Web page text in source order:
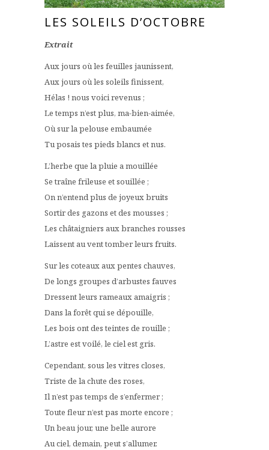
LES SOLEILS D’OCTOBRE
Extrait
Aux jours où les feuilles jaunissent,
Aux jours où les soleils finissent,
Hélas ! nous voici revenus ;
Le temps n’est plus, ma-bien-aimée,
Où sur la pelouse embaumée
Tu posais tes pieds blancs et nus.
L’herbe que la pluie a mouillée
Se traîne frileuse et souillée ;
On n’entend plus de joyeux bruits
Sortir des gazons et des mousses ;
Les châtaigniers aux branches rousses
Laissent au vent tomber leurs fruits.
Sur les coteaux aux pentes chauves,
De longs groupes d’arbustes fauves
Dressent leurs rameaux amaigris ;
Dans la forêt qui se dépouille,
Les bois ont des teintes de rouille ;
L’astre est voilé, le ciel est gris.
Cependant, sous les vitres closes,
Triste de la chute des roses,
Il n’est pas temps de s’enfermer ;
Toute fleur n’est pas morte encore ;
Un beau jour, une belle aurore
Au ciel, demain, peut s’allumer.